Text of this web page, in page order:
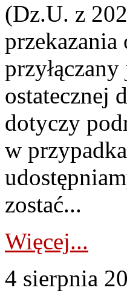
(Dz.U. z
ostatecznej
dotyczy
w
zostać...
Więcej...
4 sierpnia